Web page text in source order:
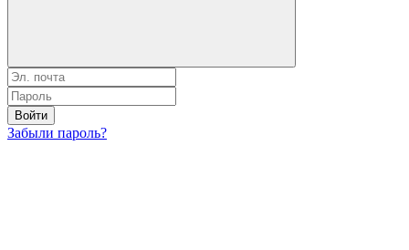
Войти
Забыли пароль?